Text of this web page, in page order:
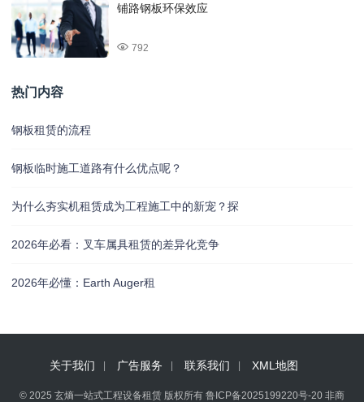
铺路钢板环保效应
792
热门内容
钢板租赁的流程
钢板临时施工道路有什么优点呢？
为什么夯实机租赁成为工程施工中的新宠？探
2026年必看：叉车属具租赁的差异化竞争
2026年必懂：Earth Auger租
关于我们 广告服务 联系我们 XML地图
© 2025 玄熵一站式工程设备租赁 版权所有 鲁ICP备2025199220号-20 非商